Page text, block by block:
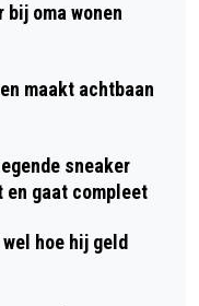
bij oma wonen
maakt achtbaan
sneaker
gaat compleet
hoe hij geld